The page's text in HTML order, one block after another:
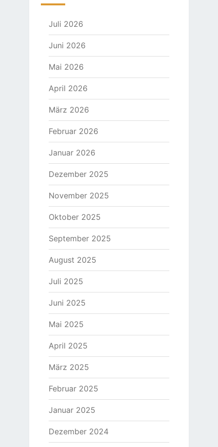
Juli 2026
Juni 2026
Mai 2026
April 2026
März 2026
Februar 2026
Januar 2026
Dezember 2025
November 2025
Oktober 2025
September 2025
August 2025
Juli 2025
Juni 2025
Mai 2025
April 2025
März 2025
Februar 2025
Januar 2025
Dezember 2024